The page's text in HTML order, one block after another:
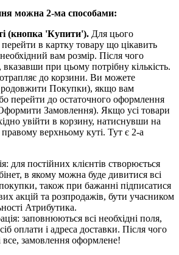
можна 2-ма способами:
(кнопка 'Купити'). Для цього
в картку товару що цікавить
вам розмір. Після чого
при цьому потрібну кількість.
до корзини. Ви можете
Покупки), якщо вам
перейти до остаточного оформлення
Замовлення). Якщо усі товари
увійти в корзину, натиснувши на
верхньому куті. Тут є 2-а
для постійних клієнтів створюється
в якому можна буде дивитися всі
також при бажанні підписатися
акцій та розпродажів, бути учасником
Атрибутика.
заповнюються всі необхідні поля,
оплати і адреса доставки. Після чого
все, замовлення оформлене!